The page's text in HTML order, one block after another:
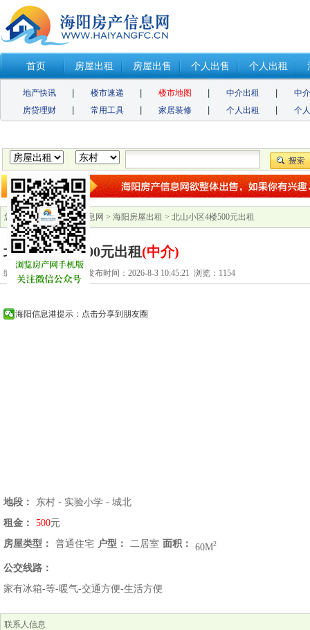
首页 房屋出租 房屋出售 个人出售 个人出租
地产快讯 楼市速递 楼市地图 中介出租
中
房贷理财
常用工具 家居装修 个人出租 个
您的位置：海阳房产信息网 > 海阳房屋出租 > 北山小区4楼500元出租
北山小区4楼500元出租(中介)
编号：1201881378547 发布时间：2026-8-3 10:45:21 浏览： 1154
海阳信息港提示：点击分享到朋友圈
地段：
东村 - 实验小学 - 城北
租金：
500元
房屋类型：
普通住宅 户型： 二居室 面积： 60M2
公交线路：
家有冰箱-等-暖气-交通方便-生活方便
联系人信息